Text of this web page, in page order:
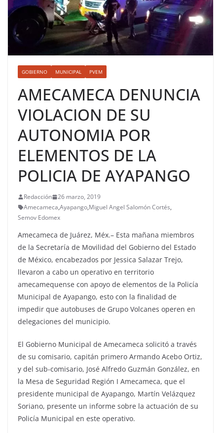
GOBIERNO MUNICIPAL PVEM
AMECAMECA DENUNCIA
VIOLACION DE SU
AUTONOMIA POR
ELEMENTOS DE LA
POLICIA DE AYAPANGO
Redacción
26 marzo, 2019
Amecameca,Ayapango,Miguel Angel Salomón Cortés,
Semov Edomex
Amecameca de Juárez, Méx.– Esta mañana miembros
de la Secretaría de Movilidad del Gobierno del Estado
de México, encabezados por Jessica Salazar Trejo,
llevaron a cabo un operativo en territorio
amecamequense con apoyo de elementos de la Policía
Municipal de Ayapango, esto con la finalidad de
impedir que autobuses de Grupo Volcanes operen en
delegaciones del municipio.
El Gobierno Municipal de Amecameca solicitó a través
de su comisario, capitán primero Armando Acebo Ortiz,
y del sub-comisario, José Alfredo Guzmán González, en
la Mesa de Seguridad Región I Amecameca, que el
presidente municipal de Ayapango, Martín Velázquez
Soriano, presente un informe sobre la actuación de su
Policía Municipal en este operativo.